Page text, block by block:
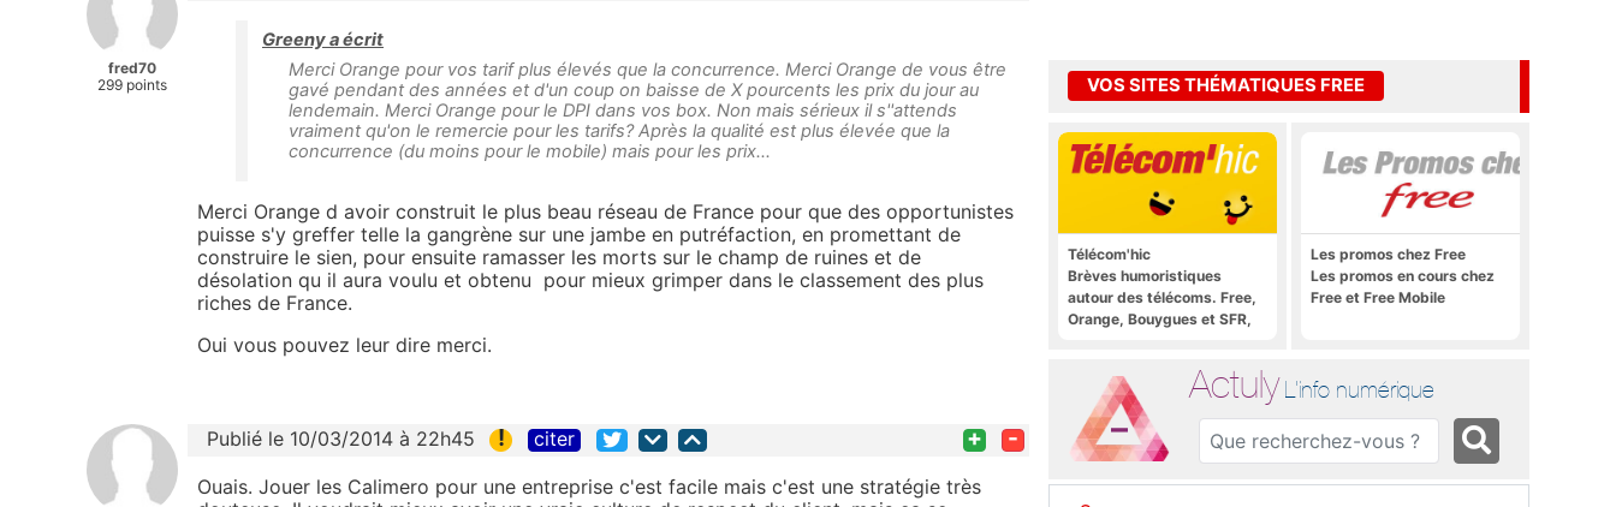
fred70
299 points
Greeny a écrit
Merci Orange pour vos tarif plus élevés que la concurrence. Merci Orange de vous être
gavé pendant des années et d'un coup on baisse de X pourcents les prix du jour au
lendemain. Merci Orange pour le DPI dans vos box. Non mais sérieux il s''attends
vraiment qu'on le remercie pour les tarifs? Après la qualité est plus élevée que la
concurrence (du moins pour le mobile) mais pour les prix...
Merci Orange d avoir construit le plus beau réseau de France pour que des opportunistes
puisse s'y greffer telle la gangrène sur une jambe en putréfaction, en promettant de
construire le sien, pour ensuite ramasser les morts sur le champ de ruines et de
désolation qu il aura voulu et obtenu pour mieux grimper dans le classement des plus
riches de France.
Oui vous pouvez leur dire merci.
Publié le 10/03/2014 à 22h45 ! citer + -
Ouais. Jouer les Calimero pour une entreprise c'est facile mais c'est une stratégie très
VOS SITES THÉMATIQUES FREE
Télécom'hic
Brèves humoristiques
autour des télécoms. Free,
Orange, Bouygues et SFR,
Les promos chez Free
Les promos en cours chez
Free et Free Mobile
Actuly L'info numérique